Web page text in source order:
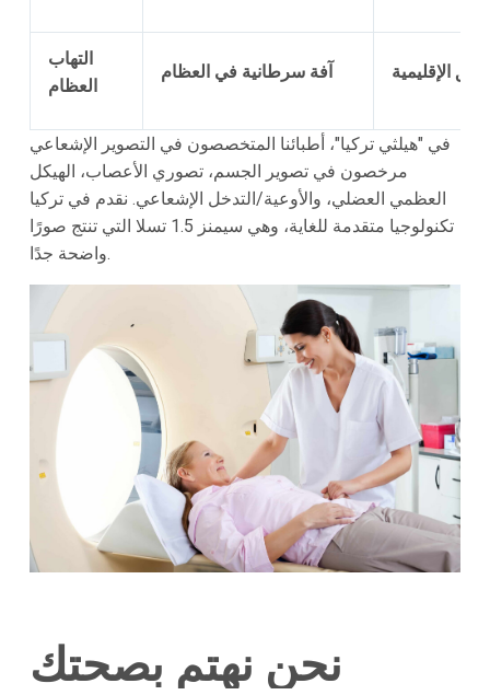
التهاب
العظام
آفة سرطانية في العظام الإقليمية
في "هيلثي تركيا"، أطبائنا المتخصصون في التصوير الإشعاعي
مرخصون في تصوير الجسم، تصوري الأعصاب، الهيكل
العظمي العضلي، والأوعية/التدخل الإشعاعي. نقدم في تركيا
تكنولوجيا متقدمة للغاية، وهي سيمنز 1.5 تسلا التي تنتج صورًا
واضحة جدًا.
نحن نهتم بصحتك